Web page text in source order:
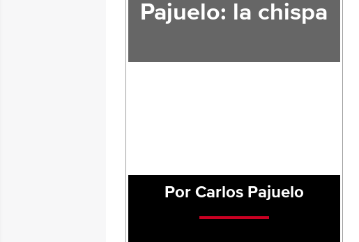
Pajuelo: la chispa
Por Carlos Pajuelo